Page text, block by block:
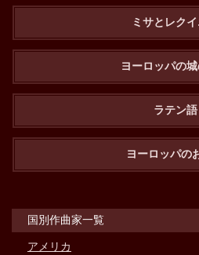
ミサとレク
ヨーロッパの
ラテン語
ヨーロッパの
国別作曲家一覧
アメリカ